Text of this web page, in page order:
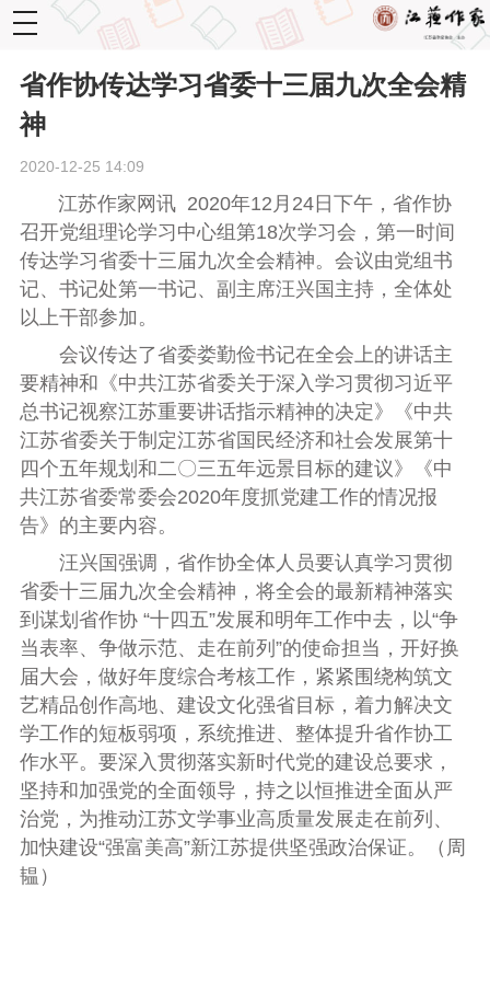
toggle
navigation
省作协传达学习省委十三届九次全会精
神
2020-12-25 14:09
江苏作家网讯 2020年12 月 24日下午，省作协
召开党组理论学习中心组第18次学习会，第一时间
传达学习省委十三届九次全会精神。会议由党组书
记、书记处第一书记、副主席汪兴国主持，全体处
以上干部参加。
会议传达了省委娄勤俭书记在全会上的讲话主
要精神和《中共江苏省委关于深入学习贯彻习近平
总书记视察江苏重要讲话指示精神的决定》《中共
江苏省委关于制定江苏省国民经济和社会发展第十
四个五年规划和二〇三五年远景目标的建议》《中
共江苏省委常委会2020年度抓党建工作的情况报
告》的主要内容。
汪兴国强调，省作协全体人员要认真学习贯彻
省委十三届九次全会精神，将全会的最新精神落实
到谋划省作协 “十四五”发展和明年工作中去，以“争
当表率、争做示范、走在前列 ”的使命担当，开好换
届大会，做好年度综合考核工作，紧紧围绕构筑文
艺精品创作高地、建设文化强省目标，着力解决文
学工作的短板弱项，系统推进、整体提升省作协工
作水平。要深入贯彻落实新时代党的建设总要求，
坚持和加强党的全面领导，持之以恒推进全面从严
治党，为推动江苏文学事业高质量发展走在前列、
加快建设“强富美高”新江苏提供坚强政治保证。（周
韫）